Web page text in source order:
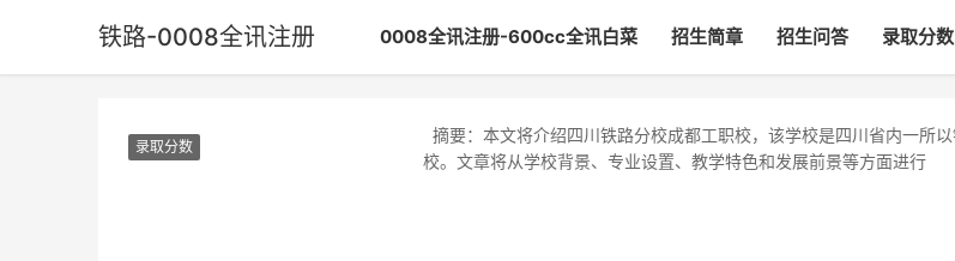
铁路-0008全讯注册 0008全讯注册-600cc全讯白菜 招生简章 招生问答 录取分数
录取分数
校。文章将从学校背景、专业设置、教学特色和发展前景等方面进行